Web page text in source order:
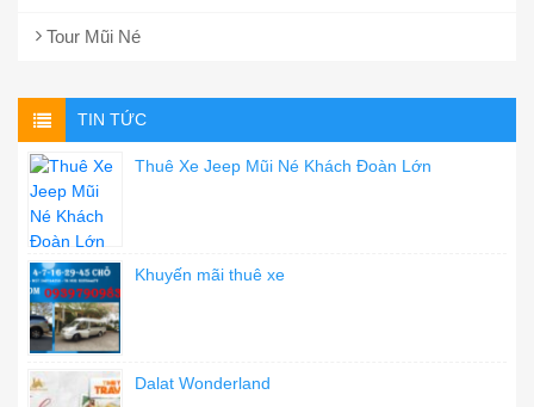
Tour Mũi Né
TIN TỨC
Thuê Xe Jeep Mũi Né Khách Đoàn Lớn
Khuyến mãi thuê xe
Dalat Wonderland